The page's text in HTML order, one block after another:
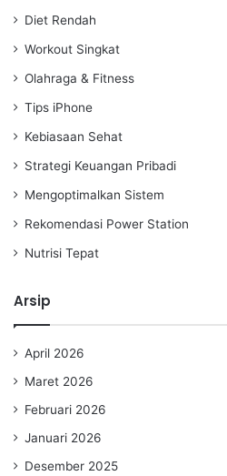
Diet Rendah
Workout Singkat
Olahraga & Fitness
Tips iPhone
Kebiasaan Sehat
Strategi Keuangan Pribadi
Mengoptimalkan Sistem
Rekomendasi Power Station
Nutrisi Tepat
Arsip
April 2026
Maret 2026
Februari 2026
Januari 2026
Desember 2025